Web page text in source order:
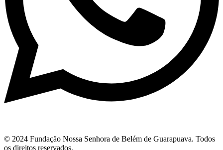
© 2024 Fundação Nossa Senhora de Belém de Guarapuava. Todos
os direitos reservados.